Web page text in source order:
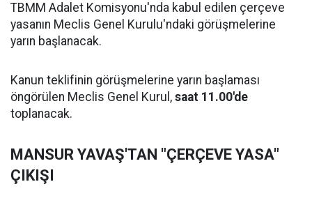
TBMM Adalet Komisyonu'nda kabul edilen çerçeve
yasanın Meclis Genel Kurulu'ndaki görüşmelerine
yarın başlanacak.
Kanun teklifinin görüşmelerine yarın başlaması
öngörülen Meclis Genel Kurul, saat 11.00'de
toplanacak.
MANSUR YAVAŞ'TAN "ÇERÇEVE YASA"
ÇIKIŞI